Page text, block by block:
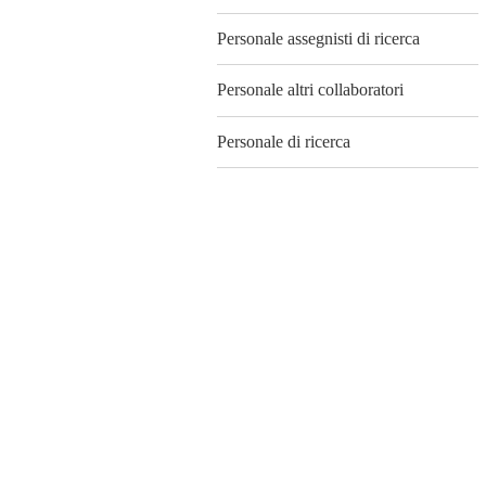
Personale assegnisti di ricerca
Personale altri collaboratori
Personale di ricerca